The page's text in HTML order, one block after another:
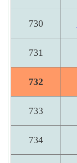
730
731
732
733
734